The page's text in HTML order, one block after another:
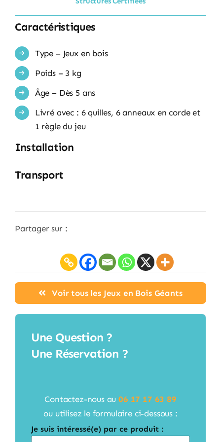
Caractéristiques
Type – Jeux en bois
Poids – 3 kg
Âge – Dès 5 ans
Livré avec : 6 quilles, 6 anneaux en corde et
1 règle du jeu
Installation
Transport
Partager sur :
Voir tous les Jeux en Bois Géants
Une Question ?
Une Réservation ?
Contactez-nous au06 17 17 63 89
ou utilisez le formulaire ci-dessous :
Je suis intéressé(e) par ce produit :